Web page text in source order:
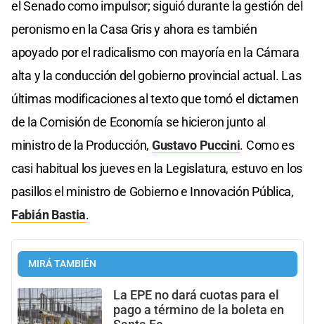
el Senado como impulsor; siguió durante la gestión del
peronismo en la Casa Gris y ahora es también
apoyado por el radicalismo con mayoría en la Cámara
alta y la conducción del gobierno provincial actual. Las
últimas modificaciones al texto que tomó el dictamen
de la Comisión de Economía se hicieron junto al
ministro de la Producción, Gustavo Puccini. Como es
casi habitual los jueves en la Legislatura, estuvo en los
pasillos el ministro de Gobierno e Innovación Pública,
Fabián Bastia.
MIRÁ TAMBIÉN
La EPE no dará cuotas para el
pago a término de la boleta en